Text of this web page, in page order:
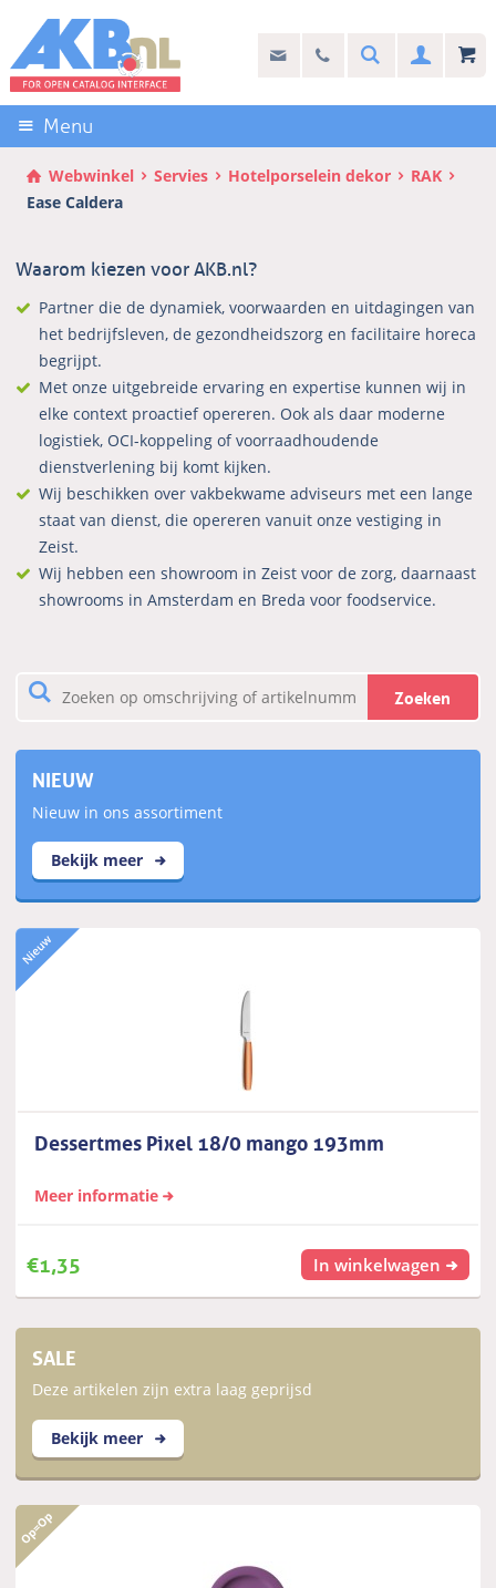
links
over
Direct
naar
de
inhoud
Direct
hoofdmenu
info@akb.nl
Stel uw vraag
030 69 50 814Search
Menu
Webwinkel Servies Hotelporselein dekor
RAK
Ease Caldera
Waarom kiezen voor AKB.nl?
Partner die de dynamiek, voorwaarden en uitdagingen van
het bedrijfsleven, de gezondheidszorg en facilitaire horeca
begrijpt.
Met onze uitgebreide ervaring en expertise kunnen wij in
elke context proactief opereren. Ook als daar moderne
logistiek, OCI-koppeling of voorraadhoudende
dienstverlening bij komt kijken.
Wij beschikken over vakbekwame adviseurs met een lange
staat van dienst, die opereren vanuit onze vestiging in
Zeist.
Wij hebben een showroom in Zeist voor de zorg, daarnaast
showrooms in Amsterdam en Breda voor foodservice.
Zoeken
NIEUW
Nieuw in ons assortiment
Bekijk meer
Dessertmes Pixel 18/0 mango 193mm
Meer informatie
€1,35 In winkelwagen
SALE
Deze artikelen zijn extra laag geprijsd
Bekijk meer